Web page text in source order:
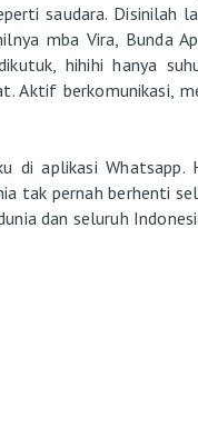
saudara. Disinilah
mba Vira, Bunda
hihihi hanya
Aktif berkomunikasi,
di aplikasi Whatsapp.
tak pernah berhenti
dan seluruh